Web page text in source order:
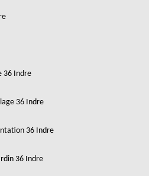
36 Indre
36 Indre
36 Indre
36 Indre